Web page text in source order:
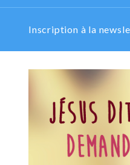
Inscription à la